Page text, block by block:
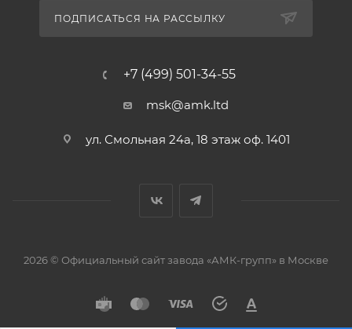
ПОДПИСАТЬСЯ НА РАССЫЛКУ
+7 (499) 501-34-55
msk@amk.ltd
ул. Смольная 24а, 18 этаж оф. 1401
2026 © Официальный сайт завода «АМК-групп» в Москве